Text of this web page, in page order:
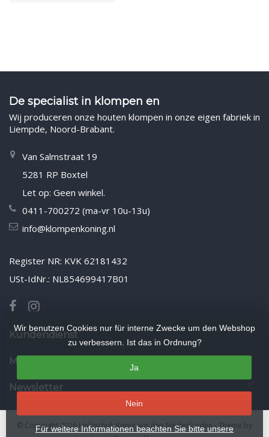
De specialist in klompen en
Wij produceren onze houten klompen in onze eigen fabriek in
Liempde, Noord-Brabant.
Van Salmstraat 19
5281 RP Boxtel
Let op: Geen winkel.
0411-700272 (ma-vr 10u-13u)
info@klompenkoning.nl
Register NR: KVK 62181432
USt-IdNr.: NL854699417B01
Kundendienst
Mein Konto
Newsletter
Wir benutzen Cookies nur für interne Zwecke um den Webshop
zu verbessern. Ist das in Ordnung?
Ja
Nein
Für weitere Informationen beachten Sie bitte unsere
© Copyright 2026 Holzschuh König aus den Niederlanden- Theme by